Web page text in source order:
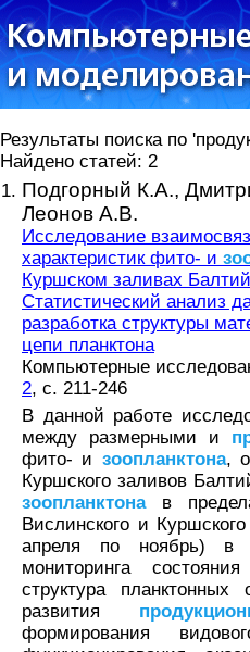
Результаты поиска по
Найдено статей: 2
Подгорный К.А.,
Леонов А.В.
Исследование
характеристик фито- и
Куршском заливах
Статистический анализ
разработка структуры
цепи планктона
Компьютерные
2, с. 211-246
В данной работе
между размерными и
фито- и зоопланктона,
Куршского заливов
зоопланктонав
Вислинского и
апреля по ноябрь) в
мониторинга
структура
развития
формирования